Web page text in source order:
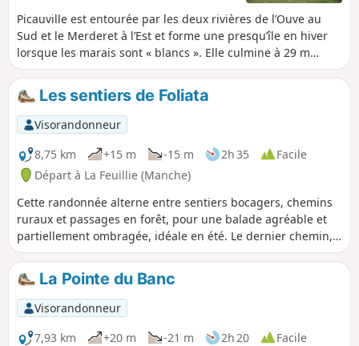
Picauville est entourée par les deux rivières de l’Ouve au
Sud et le Merderet à l’Est et forme une presqu’île en hiver
lorsque les marais sont « blancs ». Elle culmine à 29 m
d’altitude. L’itinéraire proposé passe le long des marais puis
s‘enfonce dans le bocage le long de chemins creux ou
« chasses ».
Les sentiers de Foliata
Visorandonneur
8,75 km
+15 m -15 m 2h 35
Facile
Départ à La Feuillie (Manche)
Cette randonnée alterne entre sentiers bocagers, chemins
ruraux et passages en forêt, pour une balade agréable et
partiellement ombragée, idéale en été. Le dernier chemin,
récemment aménagé, permet de rejoindre le plan d’eau
tout en offrant une jolie vue sur les landes humides et
l’église de La Feuillie.
La Pointe du Banc
Visorandonneur
7,93 km
+20 m -21 m 2h 20
Facile